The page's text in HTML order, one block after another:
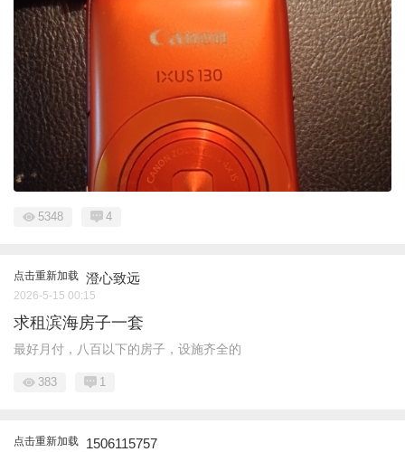
5348 4
点击重新加载 澄心致远
2026-5-15 00:15
求租滨海房子一套
最好月付，八百以下的房子，设施齐全的
383 1
点击重新加载 1506115757